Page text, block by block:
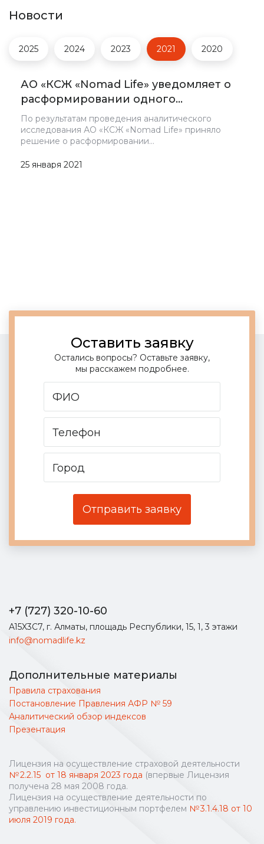
Новости
2025 2024 2023 2021 2020
АО «КСЖ «Nomad Life» уведомляет о
расформировании одного…
По результатам проведения аналитического
исследования АО «КСЖ «Nomad Life» приняло
решение о расформировании…
25 января 2021
Оставить заявку
Остались вопросы? Оставьте заявку,
мы расскажем подробнее.
ФИО
Телефон
Город
+7 (727) 320-10-60
A15X3C7, г. Алматы, площадь Республики, 15, 1, 3 этажи
info@nomadlife.kz
Дополнительные материалы
Правила страхования
Постановление Правления АФР № 59
Аналитический обзор индексов
Презентация
Лицензия на осуществление страховой деятельности
№ 2.2.15 от 18 января 2023 года (впервые Лицензия
получена 28 мая 2008 года.
Лицензия на осуществление деятельности по
управлению инвестиционным портфелем № 3.1.4.18 от 10
июля 2019 года.